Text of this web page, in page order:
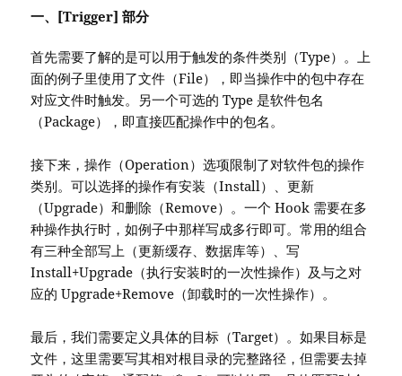
一、[Trigger] 部分
首先需要了解的是可以用于触发的条件类别（Type）。上
面的例子里使用了文件（File），即当操作中的包中存在
对应文件时触发。另一个可选的 Type 是软件包名
（Package），即直接匹配操作中的包名。
接下来，操作（Operation）选项限制了对软件包的操作
类别。可以选择的操作有安装（Install）、更新
（Upgrade）和删除（Remove）。一个 Hook 需要在多
种操作执行时，如例子中那样写成多行即可。常用的组合
有三种全部写上（更新缓存、数据库等）、写
Install+Upgrade（执行安装时的一次性操作）及与之对
应的 Upgrade+Remove（卸载时的一次性操作）。
最后，我们需要定义具体的目标（Target）。如果目标是
文件，这里需要写其相对根目录的完整路径，但需要去掉